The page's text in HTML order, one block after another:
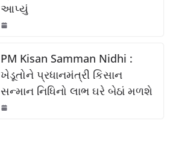
આપ્યું
PM Kisan Samman Nidhi :
ખેડૂતોને પ્રધાનમંત્રી કિસાન
સન્માન નિધિનો લાભ ઘરે બેઠાં મળશે